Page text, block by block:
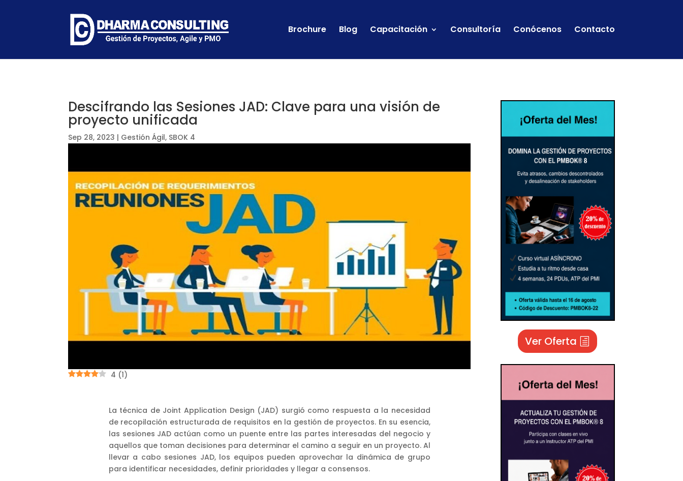
Brochure Blog Capacitación Consultoría Conócenos Contacto
Descifrando las Sesiones JAD: Clave para una visión de
proyecto unificada
Sep 28, 2023 | Gestión Ágil, SBOK 4
4 (1)
La técnica de Joint Application Design (JAD) surgió como respuesta a la necesidad
de recopilación estructurada de requisitos en la gestión de proyectos. En su esencia,
las sesiones JAD actúan como un puente entre las partes interesadas del negocio y
aquellos que toman decisiones para determinar el camino a seguir en un proyecto. Al
llevar a cabo sesiones JAD, los equipos pueden aprovechar la dinámica de grupo
para identificar necesidades, definir prioridades y llegar a consensos.
Ver Oferta